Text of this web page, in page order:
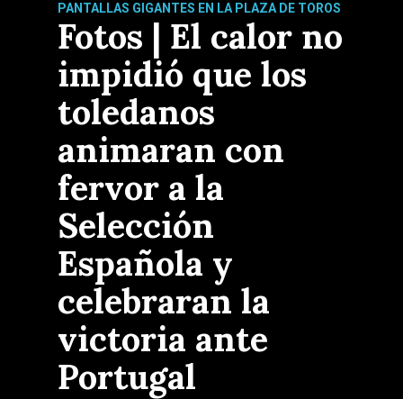
PANTALLAS GIGANTES EN LA PLAZA DE TOROS
Fotos | El calor no
impidió que los
toledanos
animaran con
fervor a la
Selección
Española y
celebraran la
victoria ante
Portugal